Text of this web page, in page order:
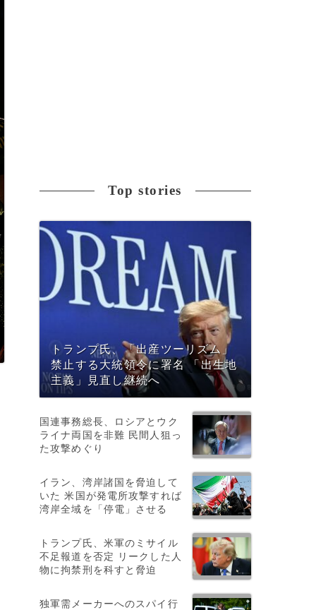
Top stories
トランプ氏、「出産ツーリズム」
禁止する大統領令に署名 「出生地
主義」見直し継続へ
国連事務総長、ロシアとウク
ライナ両国を非難 民間人狙っ
た攻撃めぐり
イラン、湾岸諸国を脅迫して
いた 米国が発電所攻撃すれば
湾岸全域を「停電」させる
トランプ氏、米軍のミサイル
不足報道を否定 リークした人
物に拘禁刑を科すと脅迫
独軍需メーカーへのスパイ行